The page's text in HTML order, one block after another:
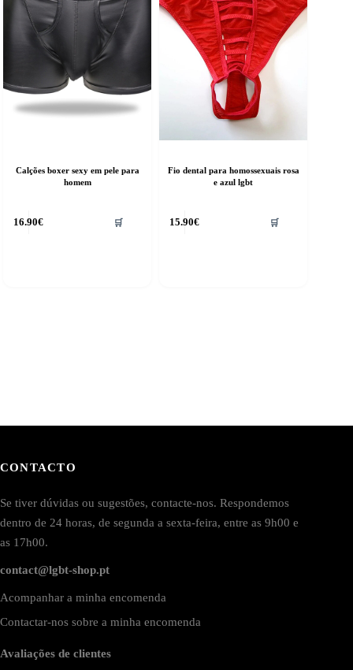
Calções boxer sexy em pele para
homem
16.90€ 🛒
Fio dental para homossexuais rosa
e azul lgbt
15.90€ 🛒
CONTACTO
Se tiver dúvidas ou sugestões, contacte-nos. Respondemos
dentro de 24 horas, de segunda a sexta-feira, entre as 9h00 e
as 17h00.
contact@lgbt-shop.pt
Acompanhar a minha encomenda
Contactar-nos sobre a minha encomenda
Avaliações de clientes